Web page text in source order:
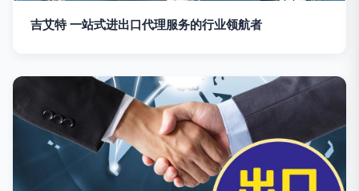
吉艾特 一站式进出口代理服务的行业领航者